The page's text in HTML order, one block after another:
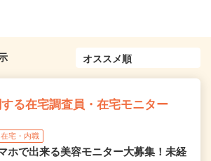
る在宅調査員・在宅モニター
在宅・内職
ホで出来る美容モニター大募集！未経